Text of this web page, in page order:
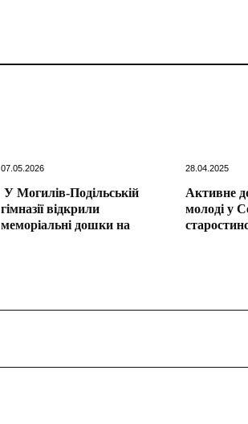
07.05.2026
У Могилів-Подільській
гімназії відкрили
меморіальні дошки на
28.04.2025
Активне
молоді у